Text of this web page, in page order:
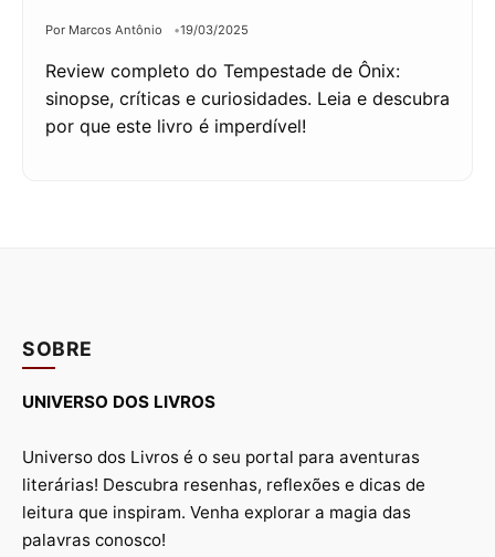
Por Marcos Antônio 19/03/2025
Review completo do Tempestade de Ônix:
sinopse, críticas e curiosidades. Leia e descubra
por que este livro é imperdível!
SOBRE
UNIVERSO DOS LIVROS
Universo dos Livros é o seu portal para aventuras
literárias! Descubra resenhas, reflexões e dicas de
leitura que inspiram. Venha explorar a magia das
palavras conosco!